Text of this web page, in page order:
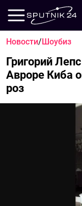
Новости/Шоубиз
Григорий
Авроре Киба
роз